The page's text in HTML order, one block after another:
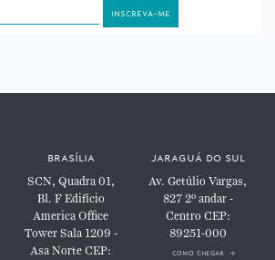
brasília
SCN, Quadra 01,
Bl. FEdifício
America Office
TowerSala 1209 -
Asa NorteCEP:
jaraguá do sul
Av. Getúlio Vargas,
8272º andar -
Centro CEP:
89251-000
como chegar